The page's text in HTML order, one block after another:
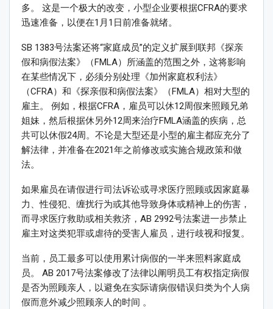
多。 这是一个极大的改变，小型企业要根据CFRA的要求
迅速准备，以便在1月1日前准备就绪。
SB 1383号法案还将“家庭成员”的定义扩展到联邦《探亲
假和病假法案》（FMLA）所涵盖的范围之外，这将影响
在某些情况下，必须分别处理《加州家庭权利法》
（CFRA）和《探亲假和病假法案》（FMLA）相对大型的
雇主。 例如，根据CFRA，雇员可以休12周假来照顾兄弟
姐妹，然后根据休另外12周来治疗FMLA涵盖的疾病，总
共可以休假24周。不论是大型还是小型的雇主都应充分了
解法律，并准备在2021年之前修改或实施合规政策和做
法。
如果雇员在请假进行司法诉讼或寻求医疗照顾或因家庭暴
力、性侵犯、缠扰行为或其他导致身体或精神上的伤害，
而寻求医疗救助或相关救济，AB 2992号法案进一步禁止
雇主对这类犯罪或虐待的受害人雇员，进行歧视和报复。
当前，员工最多可以使用累计病假的一半来照料家庭成
员。 AB 2017号法案修改了法律以阐明员工有权指定病假
是否为照顾亲人，以避免在实际请病假错误归类为个人病
假而意外减少照顾亲人的时间 。